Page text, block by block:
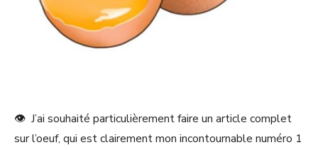
👁 J’ai souhaité particulièrement faire un article complet
sur l’oeuf, qui est clairement mon incontournable numéro 1